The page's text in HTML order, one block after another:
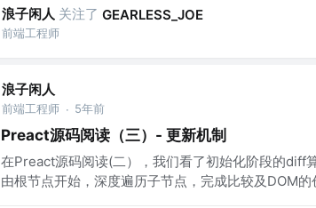
浪子闲人 关注了 GEARLESS_JOE
前端工程师
浪子闲人
前端工程师 · 5年前
Preact源码阅读（三）- 更新机制
在Preact源码阅读(二），我们看了初始化阶段的diff
由根节点开始，深度遍历子节点，完成比较及DOM